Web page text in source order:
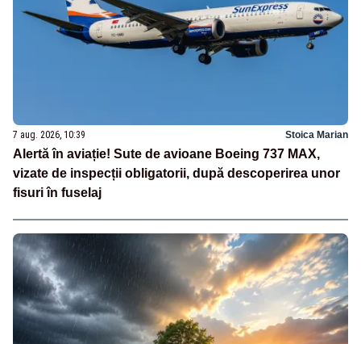
7 aug. 2026, 10:39 Stoica Marian
Alertă în aviație! Sute de avioane Boeing 737 MAX,
vizate de inspecții obligatorii, după descoperirea unor
fisuri în fuselaj